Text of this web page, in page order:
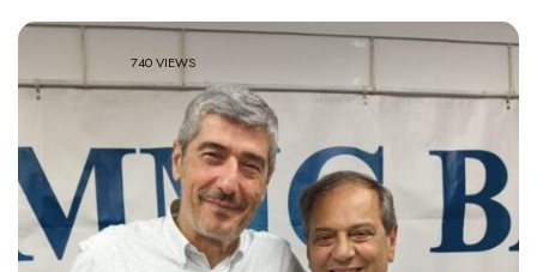
740 VIEWS